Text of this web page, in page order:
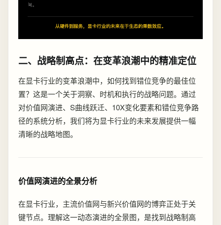
二、战略制高点：在变革浪潮中的精准定位
在显卡行业的变革浪潮中，如何找到错位竞争的最佳位
置？这是一个关于洞察、时机和执行的战略问题。通过
对价值网演进、S曲线跃迁、10X变化要素和错位竞争路
径的系统分析，我们将为显卡行业的未来发展提供一幅
清晰的战略地图。
价值网演进的全景分析
在显卡行业，主流价值网与新兴价值网的博弈正处于关
键节点。理解这一动态演进的全景图，是找到战略制高